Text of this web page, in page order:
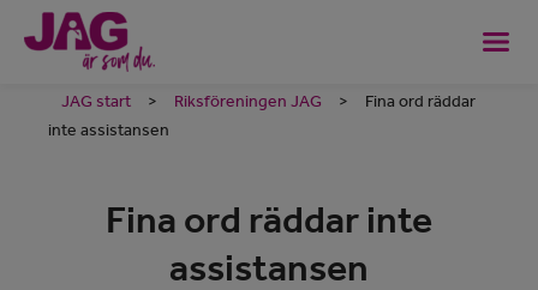
JAG start > Riksföreningen JAG >
Fina ord räddar
inte assistansen
Fina ord räddar inte
assistansen